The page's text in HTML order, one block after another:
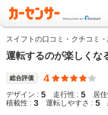
スイフトの口コミ・クチコミ
運転するのが楽しくな
総合評価 4
デザイン : 5 走行性 : 5 居
積載性 : 3 運転しやすさ : 5